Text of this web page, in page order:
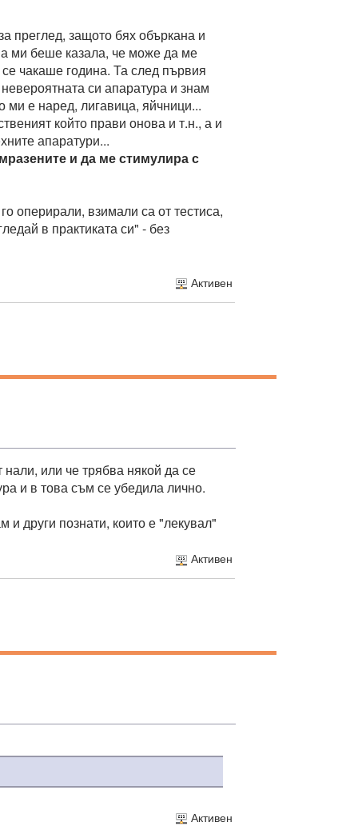
преглед, защото бях объркана и
ми беше казала, че може да ме
чакаше година. Та след първия
си апаратура и знам
ми е наред, лигавица, яйчници...
който прави онова и т.н., а и
апаратури...
и да ме стимулира с
оперирали, взимали са от тестиса,
в практиката си" - без
Активен
или че трябва някой да се
и в това съм се убедила лично.
други познати, които е "лекувал"
Активен
Активен